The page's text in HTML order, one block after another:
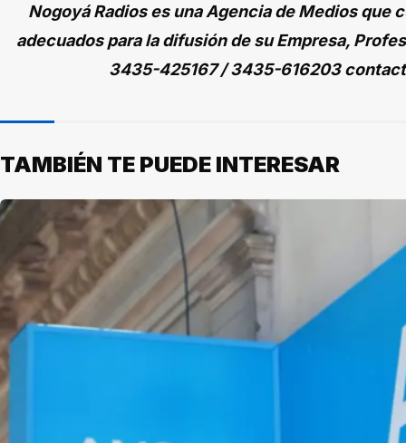
Nogoyá Radios es una Agencia de Medios
adecuados para la difusión de su Empresa,
3435-425167 / 3435-616203
TAMBIÉN TE PUEDE INTERESAR